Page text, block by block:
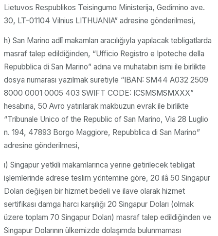
Lietuvos Respublikos Teisingumo Ministerija, Gedimino ave.
30, LT-01104 Vilnius LITHUANIA” adresine gönderilmesi,
h) San Marino adlî makamları aracılığıyla yapılacak tebligatlarda
masraf talep edildiğinden, “Ufficio Registro e Ipoteche della
Repubblica di San Marino” adına ve muhatabın ismi ile birlikte
dosya numarası yazılmak suretiyle “IBAN: SM44 A032 2509
8000 0001 0005 403 SWIFT CODE: ICSMSMSMXXX”
hesabına, 50 Avro yatırılarak makbuzun evrak ile birlikte
“Tribunale Unico of the Republic of San Marino, Via 28 Luglio
n. 194, 47893 Borgo Maggiore, Repubblica di San Marino”
adresine gönderilmesi,
ı) Singapur yetkili makamlarınca yerine getirilecek tebligat
işlemlerinde adrese teslim yöntemine göre, 20 ilâ 50 Singapur
Doları değişen bir hizmet bedeli ve ilave olarak hizmet
sertifikası damga harcı karşılığı 20 Singapur Doları (olmak
üzere toplam 70 Singapur Doları) masraf talep edildiğinden ve
Singapur Dolarının ülkemizde dolaşımda bulunmaması